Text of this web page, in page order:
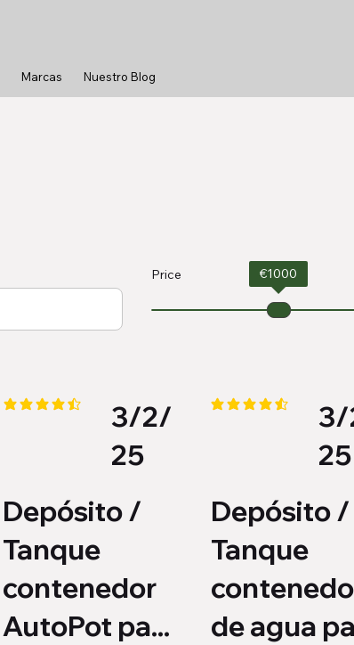
Marcas Nuestro Blog
Price €1000
la calificación promedio es 4.4 de 5
3/2/
25
Depósito /
Tanque
contenedor
AutoPot pa...
la calificación promedio
25
Depósito /
Tanque
de agua